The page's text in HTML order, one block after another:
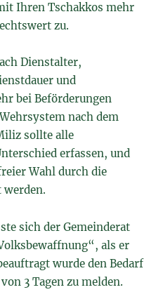
Ihren Tschakkos mehr
zu.
Dienstalter,
und
bei Beförderungen
nach dem
sollte alle
erfassen, und
Wahl durch die
sich der Gemeinderat
als er
wurde den Bedarf
3 Tagen zu melden.